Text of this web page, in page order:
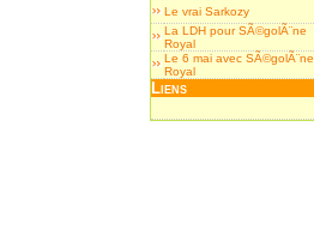
Le vrai Sarkozy
La LDH pour SÃ©golÃ¨ne
Royal
Le 6 mai avec SÃ©golÃ¨ne
Royal
Liens